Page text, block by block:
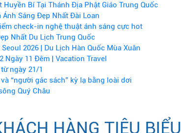
Bí Tại Thánh Địa Phật Giáo Trung Quốc
Ánh Sáng Đẹp Nhất Đài Loan
check-in nghệ thuật ánh sáng cực hot
Nhất Du Lịch Trung Quốc
2026 | Du Lịch Hàn Quốc Mùa Xuân
Ngày 11 Đêm | Vacation Travel
ngày 21/1
“người gác sách” kỳ lạ bằng loài dơi
Quý Châu
HÀNG TIÊU BIỂU